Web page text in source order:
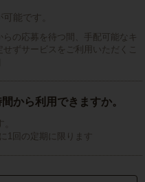
能です。
の応募を待つ間、手配可能なキ
ずサービスをご利用いただくこ
］
から利用できますか。
1回の定期に限ります